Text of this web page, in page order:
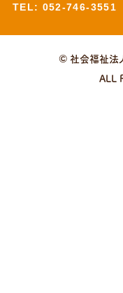
TEL: 052-746-3551
© 社会福祉法
ALL